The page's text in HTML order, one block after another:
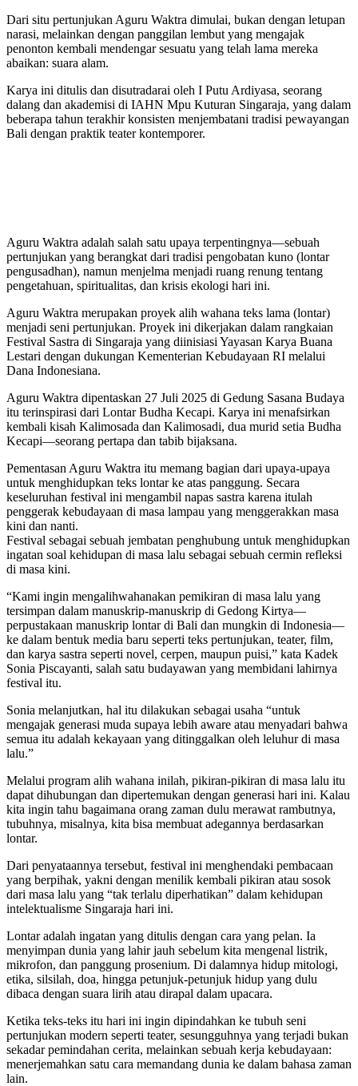
Dari situ pertunjukan Aguru Waktra dimulai, bukan dengan letupan
narasi, melainkan dengan panggilan lembut yang mengajak
penonton kembali mendengar sesuatu yang telah lama mereka
abaikan: suara alam.
Karya ini ditulis dan disutradarai oleh I Putu Ardiyasa, seorang
dalang dan akademisi di IAHN Mpu Kuturan Singaraja, yang dalam
beberapa tahun terakhir konsisten menjembatani tradisi pewayangan
Bali dengan praktik teater kontemporer.
Aguru Waktra adalah salah satu upaya terpentingnya—sebuah
pertunjukan yang berangkat dari tradisi pengobatan kuno (lontar
pengusadhan), namun menjelma menjadi ruang renung tentang
pengetahuan, spiritualitas, dan krisis ekologi hari ini.
Aguru Waktra merupakan proyek alih wahana teks lama (lontar)
menjadi seni pertunjukan. Proyek ini dikerjakan dalam rangkaian
Festival Sastra di Singaraja yang diinisiasi Yayasan Karya Buana
Lestari dengan dukungan Kementerian Kebudayaan RI melalui
Dana Indonesiana.
Aguru Waktra dipentaskan 27 Juli 2025 di Gedung Sasana Budaya
itu terinspirasi dari Lontar Budha Kecapi. Karya ini menafsirkan
kembali kisah Kalimosada dan Kalimosadi, dua murid setia Budha
Kecapi—seorang pertapa dan tabib bijaksana.
Pementasan Aguru Waktra itu memang bagian dari upaya-upaya
untuk menghidupkan teks lontar ke atas panggung. Secara
keseluruhan festival ini mengambil napas sastra karena itulah
penggerak kebudayaan di masa lampau yang menggerakkan masa
kini dan nanti.
Festival sebagai sebuah jembatan penghubung untuk menghidupkan
ingatan soal kehidupan di masa lalu sebagai sebuah cermin refleksi
di masa kini.
“Kami ingin mengalihwahanakan pemikiran di masa lalu yang
tersimpan dalam manuskrip-manuskrip di Gedong Kirtya—
perpustakaan manuskrip lontar di Bali dan mungkin di Indonesia—
ke dalam bentuk media baru seperti teks pertunjukan, teater, film,
dan karya sastra seperti novel, cerpen, maupun puisi,” kata Kadek
Sonia Piscayanti, salah satu budayawan yang membidani lahirnya
festival itu.
Sonia melanjutkan, hal itu dilakukan sebagai usaha “untuk
mengajak generasi muda supaya lebih aware atau menyadari bahwa
semua itu adalah kekayaan yang ditinggalkan oleh leluhur di masa
lalu.”
Melalui program alih wahana inilah, pikiran-pikiran di masa lalu itu
dapat dihubungan dan dipertemukan dengan generasi hari ini. Kalau
kita ingin tahu bagaimana orang zaman dulu merawat rambutnya,
tubuhnya, misalnya, kita bisa membuat adegannya berdasarkan
lontar.
Dari penyataannya tersebut, festival ini menghendaki pembacaan
yang berpihak, yakni dengan menilik kembali pikiran atau sosok
dari masa lalu yang “tak terlalu diperhatikan” dalam kehidupan
intelektualisme Singaraja hari ini.
Lontar adalah ingatan yang ditulis dengan cara yang pelan. Ia
menyimpan dunia yang lahir jauh sebelum kita mengenal listrik,
mikrofon, dan panggung prosenium. Di dalamnya hidup mitologi,
etika, silsilah, doa, hingga petunjuk-petunjuk hidup yang dulu
dibaca dengan suara lirih atau dirapal dalam upacara.
Ketika teks-teks itu hari ini ingin dipindahkan ke tubuh seni
pertunjukan modern seperti teater, sesungguhnya yang terjadi bukan
sekadar pemindahan cerita, melainkan sebuah kerja kebudayaan:
menerjemahkan satu cara memandang dunia ke dalam bahasa zaman
lain.